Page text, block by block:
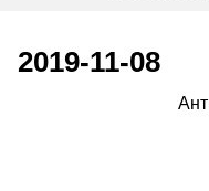
2019-11-08